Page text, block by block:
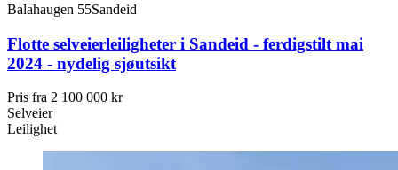
Balahaugen 55Sandeid
Flotte selveierleiligheter i Sandeid - ferdigstilt mai
2024 - nydelig sjøutsikt
Pris fra 2 100 000 kr
Selveier
Leilighet